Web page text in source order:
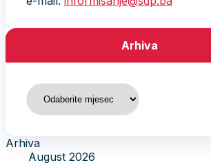
Arhiva
Arhiva
Arhiva
August 2026